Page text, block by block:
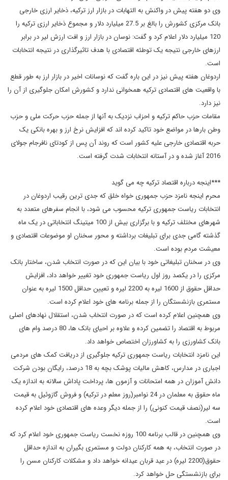
وی دو هفته پیش در واکنش به التهابات در بازار ارز ترکیه، ذخایر ارزی خارجی
بانک مرکزی کشورش را بالغ بر 27.5 میلیارد دلار و مجموع ذخایر ارزی ترکیه را
120 میلیارد دلار اعلام کرد و گفت: نوسان در بازار ارز و افت ارزش لیر در برابر
ارزهای خارجی نتیجه یک توطئه اقتصادی با هدف تاثیرگذاری در نتیجه انتخابات
است.
اردوغان هفته پیش نیز در این باره گفت که نوسانات اخیر در بازار ارز به طور قطع
با واقعیت های اقتصادی ترکیه همخوانی ندارد و کشورش امکان جلوگیری از آن را
نیز دارد.
مقامات حزب حاکم ترکیه و احزاب نزدیک به آنها از جمله حزب حرکت ملی و حزب
وطن بارها در مواضع خود تاکید کرده اند که افزایش نرخ ارز و بهره بانکی یک
حربه اقتصادی خارجی علیه کشور است که روند آن پس از کودتای نافرجام جولای
2016 آغاز شده و در آستانه انتخابات شدت گرفته است.
***اینجه درباره اقتصاد ترکیه چه می گوید
محرم اینجه نامزد حزب جمهوری خواه خلق که جدی ترین رقیب اردوغان در
انتخابات ریاست جمهوری ترکیه محسوب می شود، با انجام سفرهای متعدد به
شهرهای مختلف ترکیه و با برگزاری بیش از 100 میتینگ انتخاباتی در یک ماه
گذشته گامی جدی برای تبلیغات برداشته و محور سخنان او موضوعات اقتصادی و
معیشت مردم بوده است.
وی در سخنان تبلیغاتی خود با بیان این که در صورت انتخاب شدن، ساختار بانک
مرکزی را در یکصد روز اول ریاست جمهوری خود تغییر خواهد داد، افزایش
حداقل حقوق از 1600 لیره به 2200 لیره و تعیین حداقل 1500 لیره به عنوان
مستمری بازنشستگان را از جمله برنامه های خود اعلام کرده است.
وی همچنین اعلام کرده است که در صورت انتخاب شدن، استقلال نهادهای اصلی
مربوط به اقتصاد را تضمین کرده و علاوه بر احیای بانک ها، 80 درصد وام های
بانک کشاورزی را به کشاورزان اختصاص خواهد داد.
این نامزد انتخابات ریاست جمهوری ترکیه جلوگیری از دریافت کمک های مردمی
اجباری در مدارس، کاهش مالیات پوشک بچه به 18 درصد، رایگان بودن شرکت
دانش آموزان در همه امتحانات و آزمون ها، پرداخت پاداش سالانه به اندازه یک
ماه حقوق به معلمان در 24 نوامبر(روز معلم در ترکیه) و فروش گازوئیل به قیمت
سه لیر(نصف قیمت کنونی) را از جمله دیگر وعده های اقتصادی خود اعلام کرده
است.
وی همچنین در قالب برنامه 100 روزه نخست ریاست جمهوری خود اعلام کرد که
در صورت انتخاب، به همه کارکنان دولت و مستمری بگیران به اندازه حداقل
حقوق(2200 لیره) در عید قربان عیدانه خواهد داد و مشکلات کارکنان مسن را
برای بازنشستگی حل خواهد کرد.